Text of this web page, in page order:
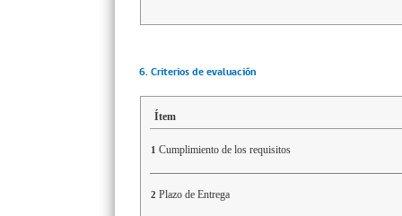
6. Criterios de evaluación
Ítem
1 Cumplimiento de los requisitos
2 Plazo de Entrega